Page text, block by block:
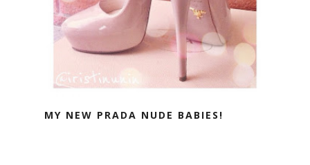
MY NEW PRADA NUDE BABIES!